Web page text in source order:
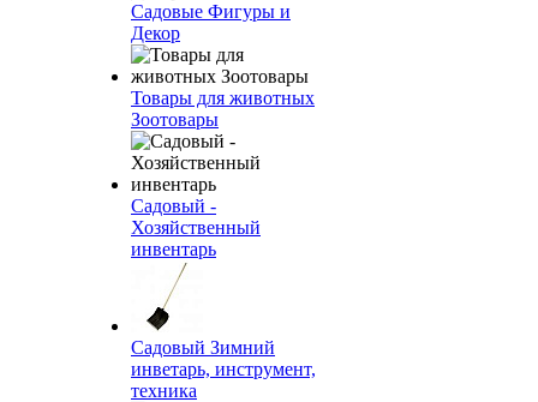
Садовые Фигуры и
Декор
Товары для животных
Зоотовары
Садовый -
Хозяйственный
инвентарь
Садовый Зимний
инветарь, инструмент,
техника